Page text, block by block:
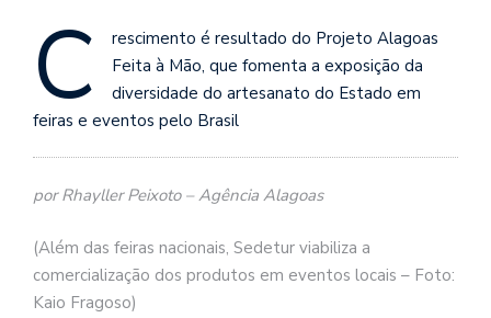
C
rescimento é resultado do Projeto Alagoas
Feita à Mão, que fomenta a exposição da
diversidade do artesanato do Estado em
feiras e eventos pelo Brasil
por Rhayller Peixoto – Agência Alagoas
(Além das feiras nacionais, Sedetur viabiliza a
comercialização dos produtos em eventos locais – Foto:
Kaio Fragoso)